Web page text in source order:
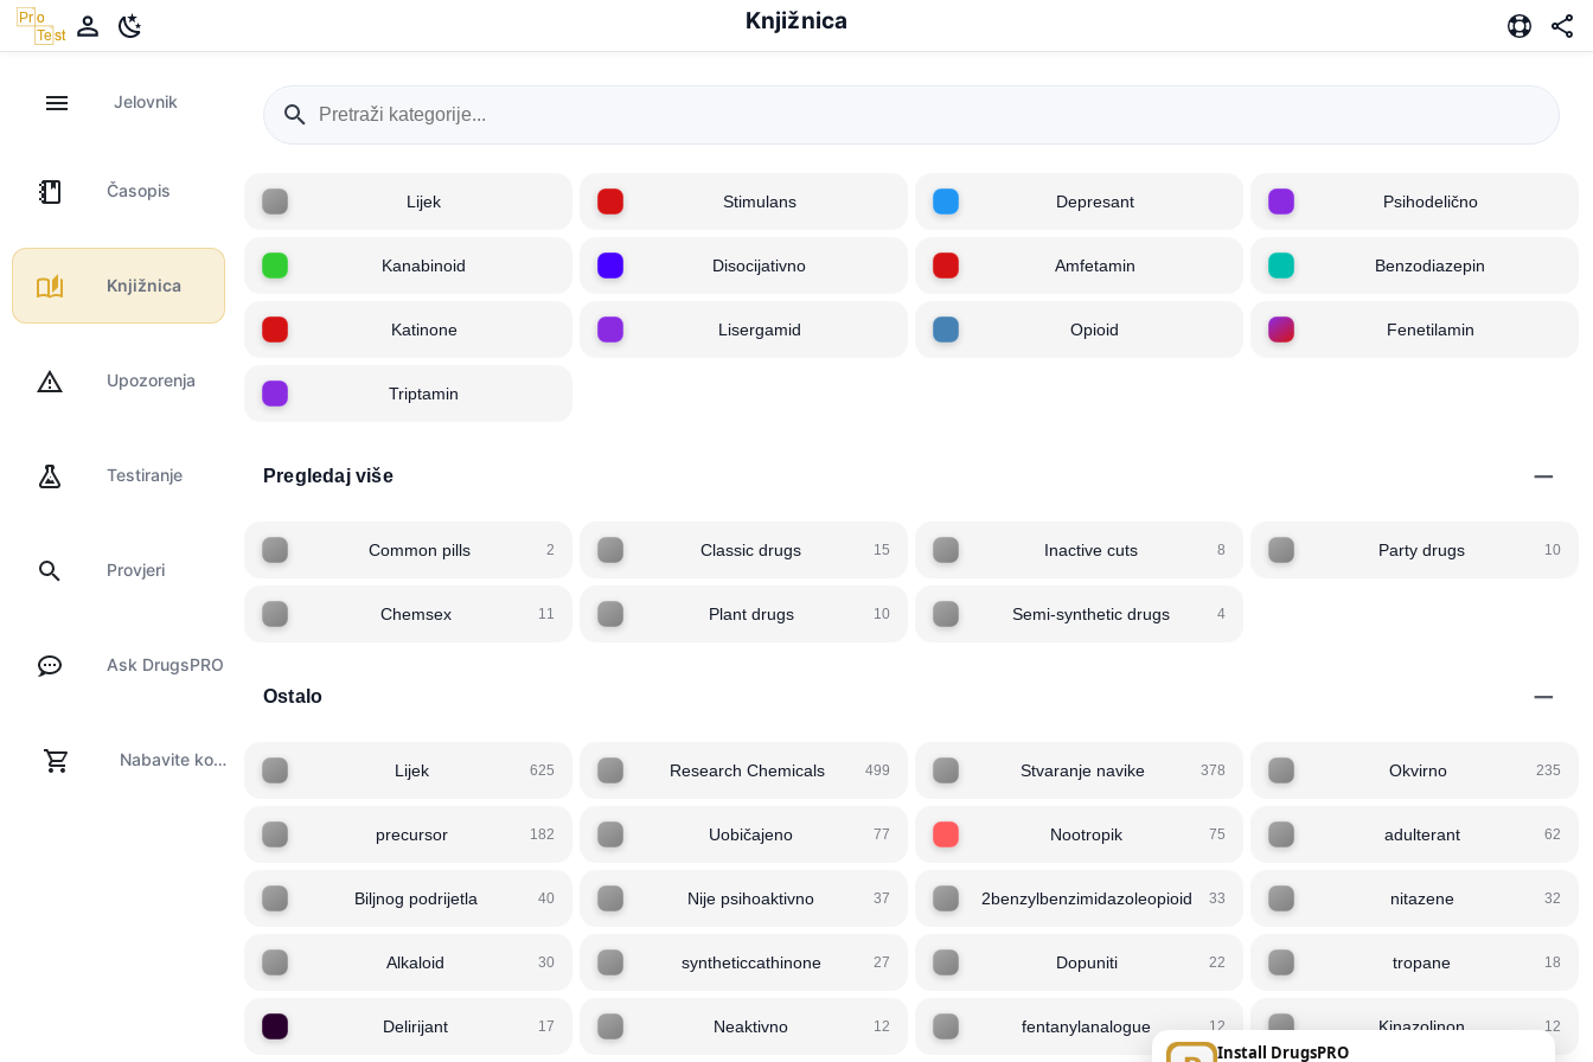
Knjižnica
Jelovnik
Časopis
Knjižnica
Upozorenja
Testiranje
Provjeri
Ask DrugsPRO
Nabavite komplet za testiranje
Lijek Stimulans Depresant Psihodelično
Kanabinoid Disocijativno Amfetamin Benzodiazepin
Katinone Lisergamid Opioid Fenetilamin
Triptamin
Pregledaj više −
Common pills 2 Classic drugs 15 Inactive cuts 8 Party drugs 10
Chemsex 11 Plant drugs 10 Semi-synthetic drugs 4
Ostalo −
Lijek 625 Research Chemicals 499 Stvaranje navike 378 Okvirno 235
precursor 182 Uobičajeno 77 Nootropik 75 adulterant 62
Biljnog podrijetla 40 Nije psihoaktivno 37 2benzylbenzimidazoleopioid 33 nitazene 32
Alkaloid 30 syntheticcathinone 27 Dopuniti 22 tropane 18
Delirijant 17 Neaktivno 12 fentanylanalogue 12 Kinazolinon 12
Install DrugsPRO